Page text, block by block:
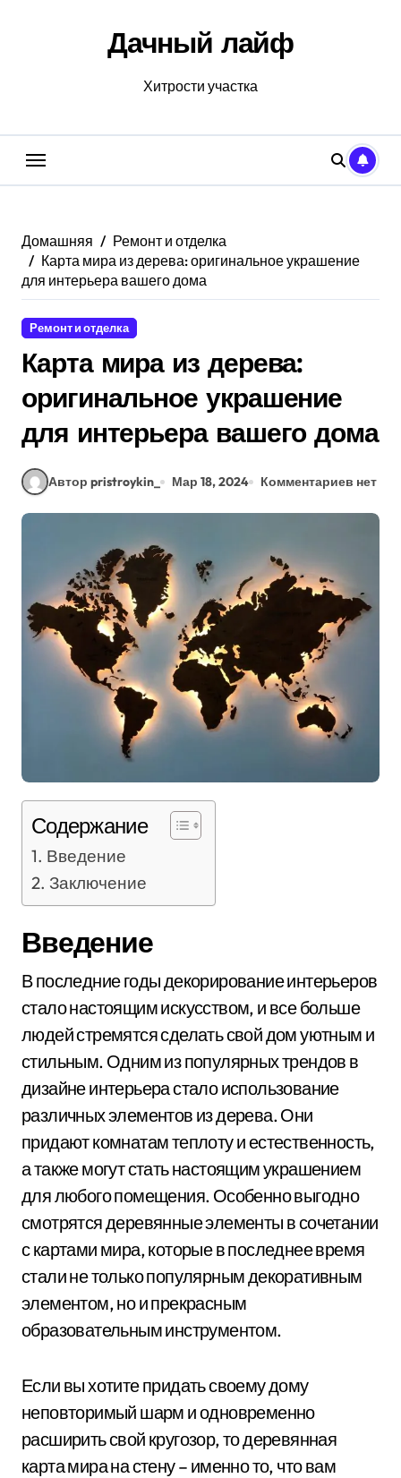
Дачный лайф
Хитрости участка
Домашняя
Ремонт и отделка
Карта мира из дерева: оригинальное украшение
для интерьера вашего дома
Ремонт и отделка
Карта мира из дерева:
оригинальное украшение
для интерьера вашего дома
Автор pristroykin_ Мар 18, 2024 Комментариев нет
Содержание
Введение
Заключение
Введение
В последние годы декорирование интерьеров
стало настоящим искусством, и все больше
людей стремятся сделать свой дом уютным и
стильным. Одним из популярных трендов в
дизайне интерьера стало использование
различных элементов из дерева. Они
придают комнатам теплоту и естественность,
а также могут стать настоящим украшением
для любого помещения. Особенно выгодно
смотрятся деревянные элементы в сочетании
с картами мира, которые в последнее время
стали не только популярным декоративным
элементом, но и прекрасным
образовательным инструментом.
Если вы хотите придать своему дому
неповторимый шарм и одновременно
расширить свой кругозор, то деревянная
карта мира на стену – именно то, что вам